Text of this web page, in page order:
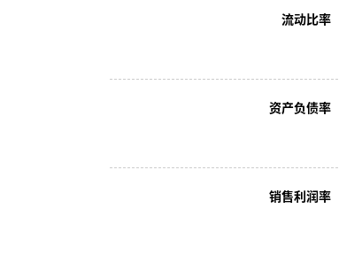
流动比率
资产负债率
销售利润率